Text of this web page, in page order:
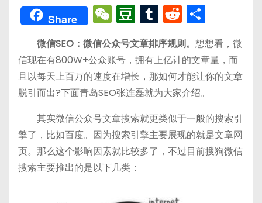
Share W
e
C
h
a
t
D
o
u
b
a
n
T
u
m
bl
r
R
e
d
di
t
享
微信SEO：微信公众号文章排序规则。 想想看，微
信现在有800W+公众账号，拥有上亿计的文章量，而
且以每天上百万的速度在增长，那如何才能让你的文章
脱引而出?下面青岛SEO张连磊就为大家介绍。
其实微信公众号文章搜索就更类似于一般的搜索引
擎了，比如百度。因为搜索引擎主要展现的就是文章网
页。那么这个影响因素就比较多了，不过目前搜狗微信
搜索主要推出的是以下几类：